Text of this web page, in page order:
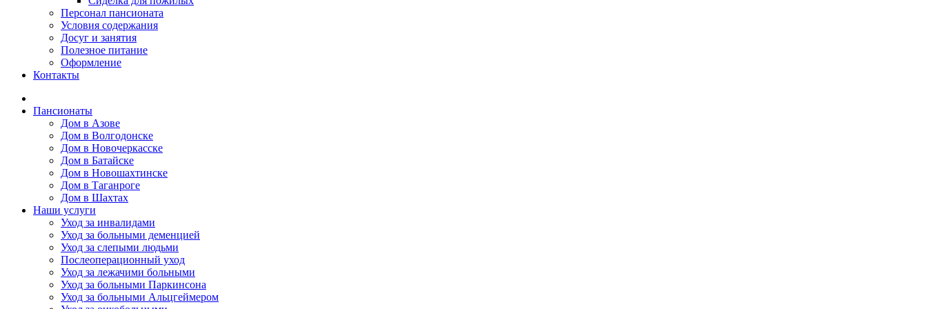
Персонал пансионата
Условия содержания
Досуг и занятия
Полезное питание
Оформление
Контакты
Пансионаты
Дом в Азове
Дом в Волгодонске
Дом в Новочеркасске
Дом в Батайске
Дом в Новошахтинске
Дом в Таганроге
Дом в Шахтах
Наши услуги
Уход за инвалидами
Уход за больными деменцией
Уход за слепыми людьми
Послеоперационный уход
Уход за лежачими больными
Уход за больными Паркинсона
Уход за больными Альцгеймером